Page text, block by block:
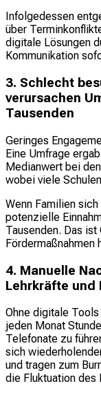
Infolgedessen
über
digitale Lösungen
Kommunikation
3. Schlecht
verursachen
Tausenden
Geringes
Eine Umfrage
Medianwert bei
wobei viele
Wenn Familien
potenzielle
Tausenden. Das
Fördermaßnahmen
4. Manuelle
Lehrkräfte und
Ohne digitale
jeden Monat
Telefonate zu
sich
und tragen zum
die Fluktuation des